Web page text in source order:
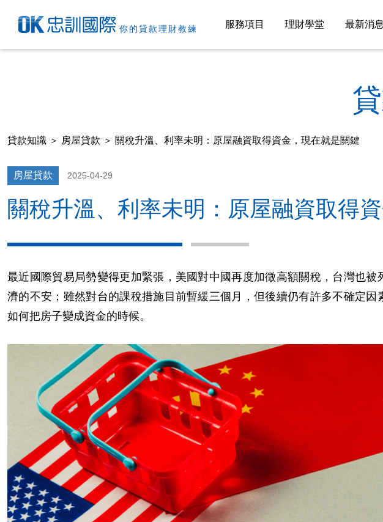
你的貸款理財教練 服務項目 理財學堂 最新消息
貸款知識 ＞ 房屋貸款 ＞ 關稅升溫、利率未明：原屋融資取得資金，現在就是關鍵
房屋貸款 2025-04-29
關稅升溫、利率未明：原屋融資取得
最近國際貿易局勢變得更加緊張，美國對中國再度加徵高額關稅，台灣也
濟的不安；雖然對台的課稅措施目前暫緩三個月，但後續仍有許多不確定
如何把房子變成資金的時候。